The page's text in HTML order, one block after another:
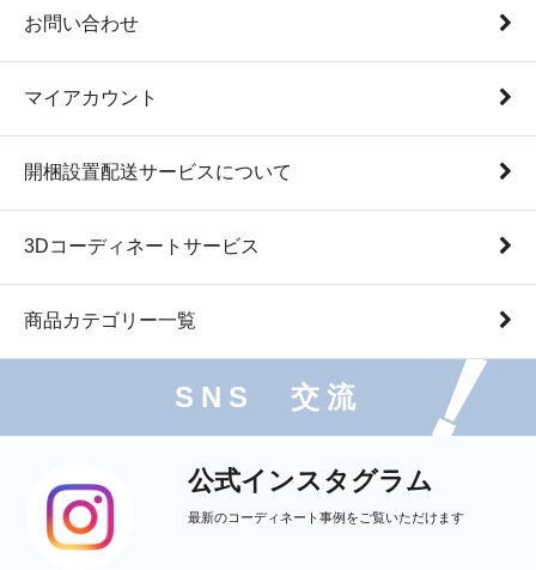
お問い合わせ
マイアカウント
開梱設置配送サービスについて
3Dコーディネートサービス
商品カテゴリー一覧
SNS 交流
公式インスタグラム
最新のコーディネート事例をご覧いただけます